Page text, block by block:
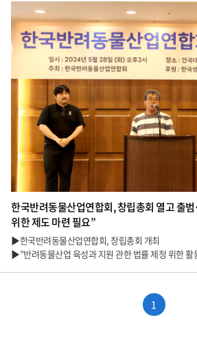
한국반려동물산업연합회, 창립총회 열고 출
위한 제도 마련 필요”
▶한국반려동물산업연합회, 창립총회 개최
▶”반려동물산업 육성과 지원 관한 법률 제정 위한 활
1